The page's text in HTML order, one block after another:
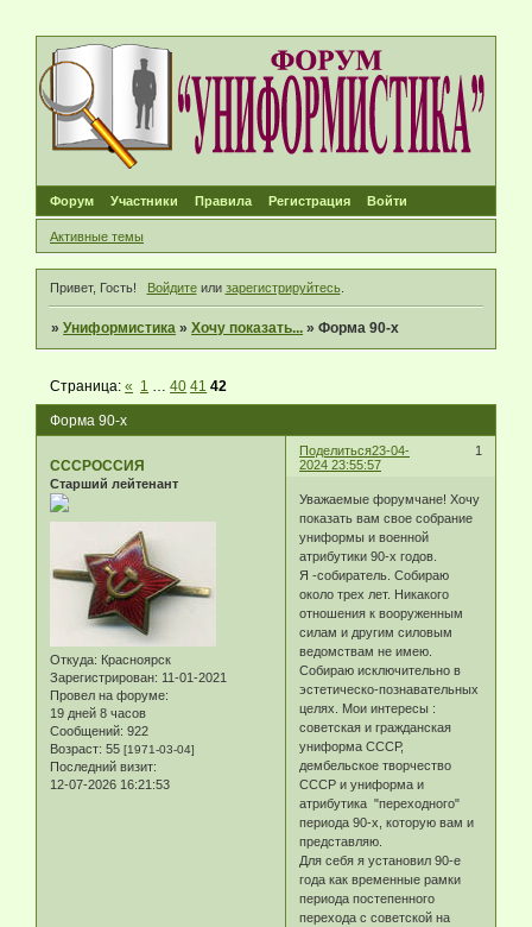
Форум Участники Правила Регистрация Войти
Активные темы
Привет, Гость! Войдитеили зарегистрируйтесь.
»Униформистика »Хочу показать... »Форма 90-х
Форма 90-х
Страница:« 1 40 41 42
Поделиться 1
23-04-
2024 23:55:57
СССРОССИЯ
Старший лейтенант
Откуда: Красноярск
Зарегистрирован: 11-01-2021
Провел на форуме:
19 дней 8 часов
Сообщений: 922
Возраст: 55 [1971-03-04]
Последний визит:
12-07-2026 16:21:53
Уважаемые форумчане! Хочу
показать вам свое собрание
униформы и военной
атрибутики 90-х годов.
Я -собиратель. Собираю
около трех лет. Никакого
отношения к вооруженным
силам и другим силовым
ведомствам не имею.
Собираю исключительно в
эстетическо-познавательных
целях. Мои интересы :
советская и гражданская
униформа СССР,
дембельское творчество
СССР и униформа и
атрибутика "переходного"
периода 90-х, которую вам и
представляю.
Для себя я установил 90-е
года как временные рамки
периода постепенного
перехода с советской на